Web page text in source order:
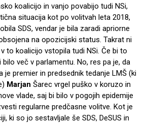
koalicijo in vanjo povabijo tudi NSi,
situacija kot po volitvah leta 2018,
SDS, vendar je bila zaradi apriorne
na opozicijski status. Takrat ni
to koalicijo vstopila tudi NSi. Če bi to
več v parlamentu. No, res pa je, da
je premier in predsednik tedanje LMŠ (ki
Marjan Šarec vrgel puško v koruzo in
vlade, saj bi bilo v pogojih epidemije
regularne predčasne volitve. Kot je
ki so jo sestavljale še SDS, DeSUS in